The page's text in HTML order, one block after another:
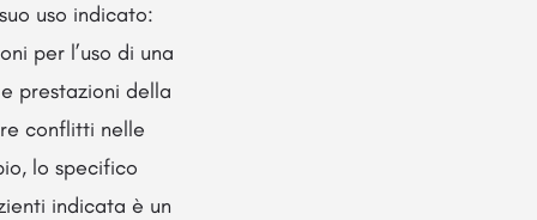
uso indicato:
per l’uso di una
prestazioni della
conflitti nelle
lo specifico
indicata è un